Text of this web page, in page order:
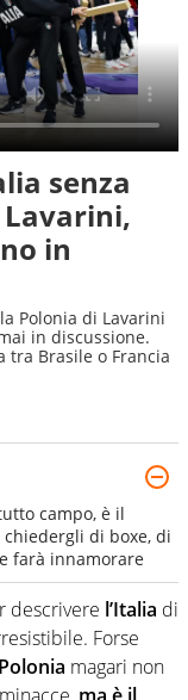
senza
in
Polonia di Lavarini
in discussione.
tra Brasile o Francia
campo, è il
di boxe, di
farà innamorare
descrivere l’Italia di
Forse
Polonia magari non